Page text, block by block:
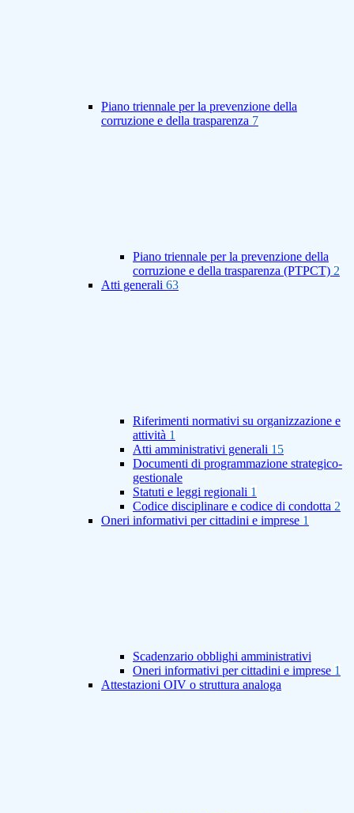
Piano triennale per la prevenzione della
corruzione e della trasparenza 7
Piano triennale per la prevenzione della
corruzione e della trasparenza (PTPCT) 2
Atti generali 63
Riferimenti normativi su organizzazione e
attività 1
Atti amministrativi generali 15
Documenti di programmazione strategico-
gestionale
Statuti e leggi regionali 1
Codice disciplinare e codice di condotta 2
Oneri informativi per cittadini e imprese 1
Scadenzario obblighi amministrativi
Oneri informativi per cittadini e imprese 1
Attestazioni OIV o struttura analoga